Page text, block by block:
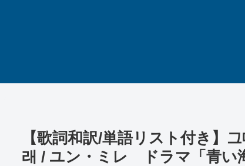
【歌詞和訳/単語リスト付き】
래 / ユン・ミレ ドラマ「青い